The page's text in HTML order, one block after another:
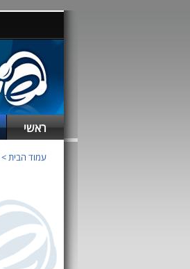
ראשי
עמוד הבית>